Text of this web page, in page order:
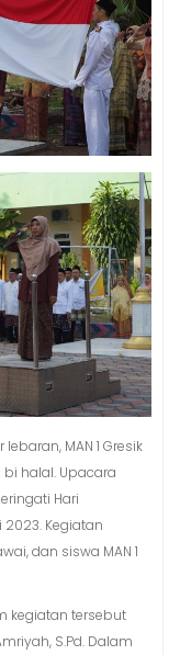
MAN 1 Gresik
halal. Upacara
Hari
Kegiatan
dan siswa MAN 1
kegiatan tersebut
S.Pd. Dalam